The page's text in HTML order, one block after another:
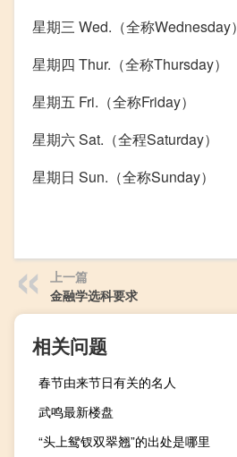
星期三 Wed.（全称Wednesday）
星期四 Thur.（全称Thursday）
星期五 Fri.（全称Friday）
星期六 Sat.（全程Saturday）
星期日 Sun.（全称Sunday）
上一篇
金融学选科要求
相关问题
春节由来节日有关的名人
武鸣最新楼盘
“头上鸳钗双翠翘”的出处是哪里